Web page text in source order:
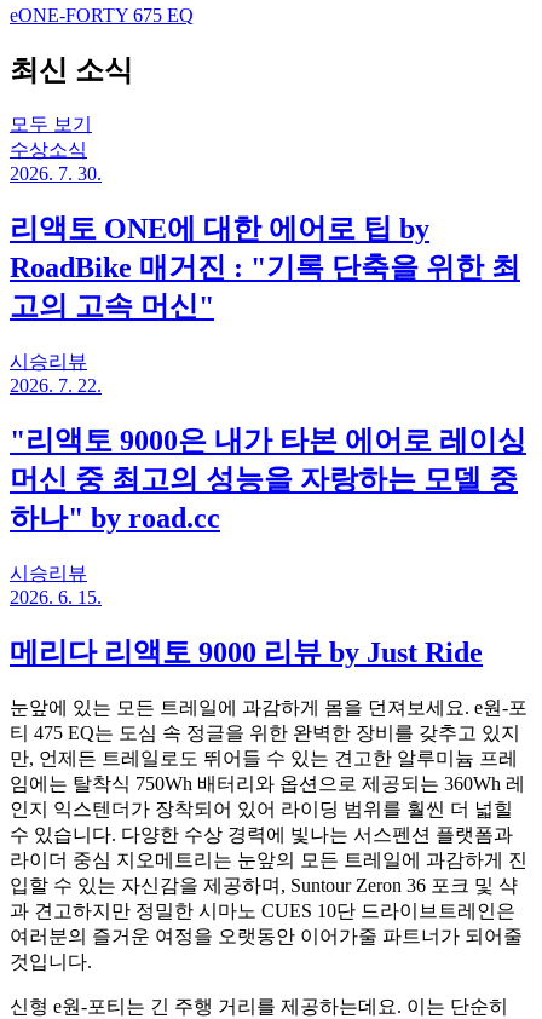
eONE-FORTY 675 EQ
최신 소식
모두 보기
수상소식
2026. 7. 30.
리액토 ONE에 대한 에어로 팁 by
RoadBike 매거진 : "기록 단축을 위한 최
고의 고속 머신"
시승리뷰
2026. 7. 22.
"리액토 9000은 내가 타본 에어로 레이싱
머신 중 최고의 성능을 자랑하는 모델 중
하나" by road.cc
시승리뷰
2026. 6. 15.
메리다 리액토 9000 리뷰 by Just Ride
눈앞에 있는 모든 트레일에 과감하게 몸을 던져보세요. e원-포
티 475 EQ는 도심 속 정글을 위한 완벽한 장비를 갖추고 있지
만, 언제든 트레일로도 뛰어들 수 있는 견고한 알루미늄 프레
임에는 탈착식 750Wh 배터리와 옵션으로 제공되는 360Wh 레
인지 익스텐더가 장착되어 있어 라이딩 범위를 훨씬 더 넓힐
수 있습니다. 다양한 수상 경력에 빛나는 서스펜션 플랫폼과
라이더 중심 지오메트리는 눈앞의 모든 트레일에 과감하게 진
입할 수 있는 자신감을 제공하며, Suntour Zeron 36 포크 및 샥
과 견고하지만 정밀한 시마노 CUES 10단 드라이브트레인은
여러분의 즐거운 여정을 오랫동안 이어가줄 파트너가 되어줄
것입니다.
신형 e원-포티는 긴 주행 거리를 제공하는데요. 이는 단순히